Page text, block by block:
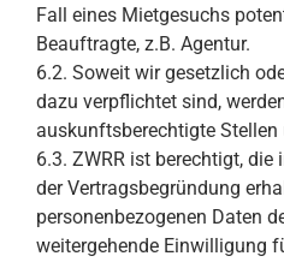
Fall eines Mietgesuchs
Beauftragte, z.B. Agentur.
6.2. Soweit wir gesetzlich
dazu verpflichtet sind,
auskunftsberechtigte Stellen
6.3. ZWRR ist berechtigt,
der Vertragsbegründung
personenbezogenen Daten
weitergehende Einwilligung